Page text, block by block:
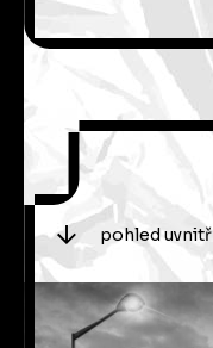
pohled uvnitř